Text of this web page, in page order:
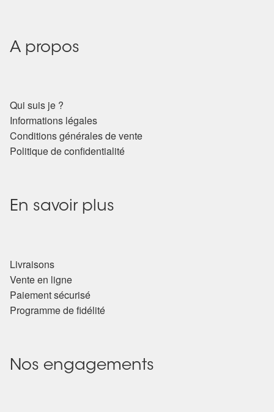
A propos
Qui suis je ?
Informations légales
Conditions générales de vente
Politique de confidentialité
En savoir plus
Livraisons
Vente en ligne
Paiement sécurisé
Programme de fidélité
Nos engagements